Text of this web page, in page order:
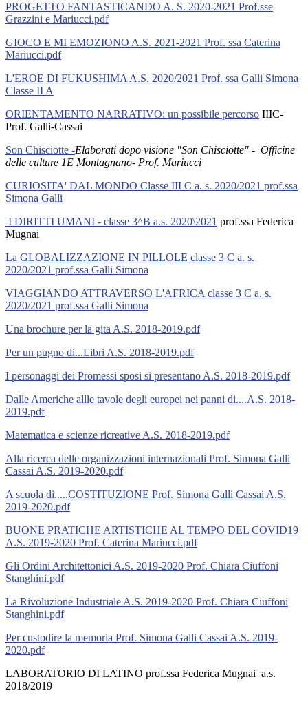
PROGETTO FANTASTICANDO A. S. 2020-2021 Prof.sse
Grazzini e Mariucci.pdf
GIOCO E MI EMOZIONO A.S. 2021-2021 Prof. ssa Caterina
Mariucci.pdf
L'EROE DI FUKUSHIMA A.S. 2020/2021 Prof. ssa Galli Simona
Classe II A
ORIENTAMENTO NARRATIVO: un possibile percorso IIIC-
Prof. Galli-Cassai
Son Chisciotte -Elaborati dopo visione "Son Chisciotte" - Officine
delle culture 1E Montagnano- Prof. Mariucci
CURIOSITA' DAL MONDO Classe III C a. s. 2020/2021 prof.ssa
Simona Galli
I DIRITTI UMANI - classe 3^B a.s. 2020\2021 prof.ssa Federica
Mugnai
La GLOBALIZZAZIONE IN PILLOLE classe 3 C a. s.
2020/2021 prof.ssa Galli Simona
VIAGGIANDO ATTRAVERSO L'AFRICA classe 3 C a. s.
2020/2021 prof.ssa Galli Simona
Una brochure per la gita A.S. 2018-2019.pdf
Per un pugno di...Libri A.S. 2018-2019.pdf
I personaggi dei Promessi sposi si presentano A.S. 2018-2019.pdf
Dalle Americhe allle tavole degli europei nei panni di....A.S. 2018-
2019.pdf
Matematica e scienze ricreative A.S. 2018-2019.pdf
Alla ricerca delle organizzazioni internazionali Prof. Simona Galli
Cassai A.S. 2019-2020.pdf
A scuola di.....COSTITUZIONE Prof. Simona Galli Cassai A.S.
2019-2020.pdf
BUONE PRATICHE ARTISTICHE AL TEMPO DEL COVID19
A.S. 2019-2020 Prof. Caterina Mariucci.pdf
Gli Ordini Architettonici A.S. 2019-2020 Prof. Chiara Ciuffoni
Stanghini.pdf
La Rivoluzione Industriale A.S. 2019-2020 Prof. Chiara Ciuffoni
Stanghini.pdf
Per custodire la memoria Prof. Simona Galli Cassai A.S. 2019-
2020.pdf
LABORATORIO DI LATINO prof.ssa Federica Mugnai a.s.
2018/2019